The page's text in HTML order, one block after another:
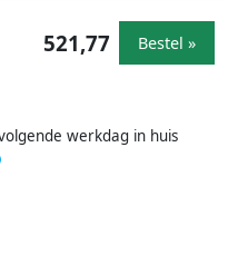
werkdag in huis
521,77 Bestel »